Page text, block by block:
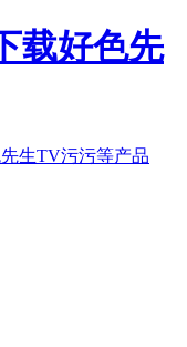
载好色先